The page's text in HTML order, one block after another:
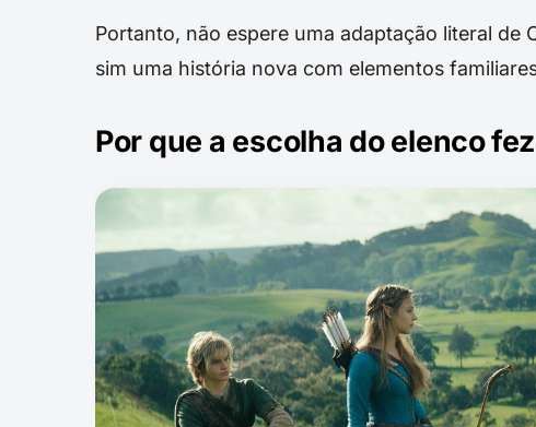
Portanto, não espere uma adaptação literal de
sim uma história nova com elementos
Por que a escolha do elenco